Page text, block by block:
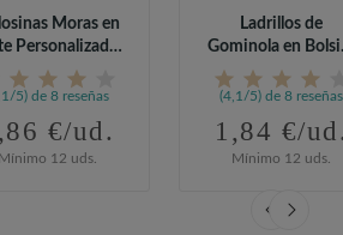
Moras en
Personalizado
para...
5) de 8 reseñas
€/ud.
12 uds.
Ladrillos de
Gominola en
Kraft...
(4,1/5) de 8 reseñas
1,84 €/ud.
Mínimo 12 uds.